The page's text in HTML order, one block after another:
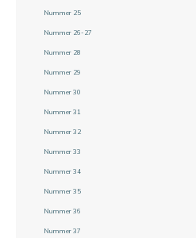
Nummer 25
Nummer 26-27
Nummer 28
Nummer 29
Nummer 30
Nummer 31
Nummer 32
Nummer 33
Nummer 34
Nummer 35
Nummer 36
Nummer 37